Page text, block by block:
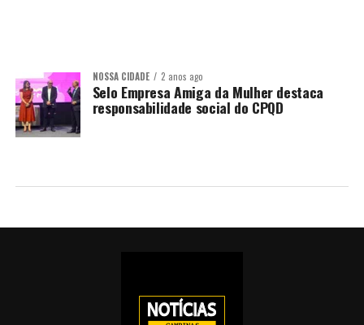
NOSSA CIDADE 2 anos ago
Selo Empresa Amiga da Mulher destaca
responsabilidade social do CPQD